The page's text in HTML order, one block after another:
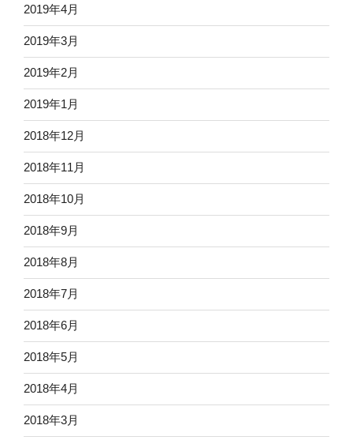
2019年4月
2019年3月
2019年2月
2019年1月
2018年12月
2018年11月
2018年10月
2018年9月
2018年8月
2018年7月
2018年6月
2018年5月
2018年4月
2018年3月